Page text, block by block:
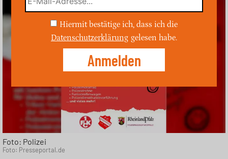
Foto: Polizei
Foto: Presseportal.de
Hiermit bestätige ich, dass ich die
Datenschutzerklärung gelesen habe.